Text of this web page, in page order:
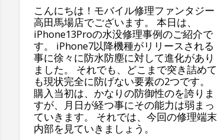
こんにちは！モバイル修理ファンタジー
高田馬場店でございます。 本日は、
iPhone13Proの水没修理事例のご紹介で
す。 iPhone7以降機種がリリースされる
事に徐々に防水防塵に対して進化があり
ました。 それでも、どこまで突き詰めて
も現状完全に防げない要素の2つです。
購入当初は、かなりの防御性のを誇りま
すが、月日が経つ事にその能力は弱まっ
ていきます。 それでは、今回の修理端末
内部を見ていきましょう。